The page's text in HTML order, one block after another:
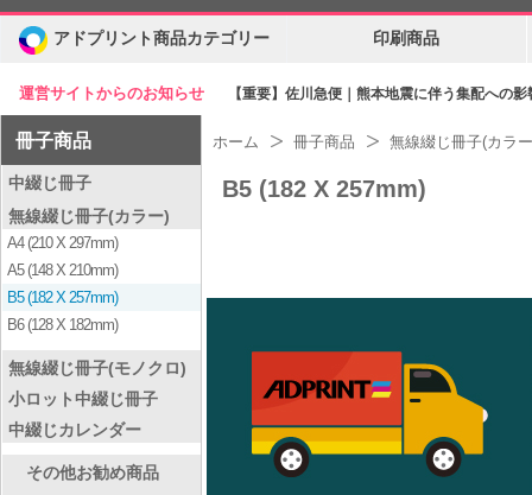
運営サイトからのお知らせ 【重要】佐川急便｜熊本地震に伴う集配への
アドプリント商品カテゴリー 印刷商品
冊子商品
中綴じ冊子
無線綴じ冊子(カラー)
A4 (210 X 297mm)
A5 (148 X 210mm)
B5 (182 X 257mm)
B6 (128 X 182mm)
無線綴じ冊子(モノクロ)
小ロット中綴じ冊子
中綴じカレンダー
その他お勧め商品
ホーム 冊子商品 無線綴じ冊子(カラ
B5 (182 X 257mm)